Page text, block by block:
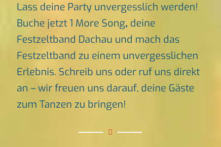
Lass deine Party unvergesslich werden!
Buche jetzt 1 More Song, deine
Festzeltband Dachau und mach das
Festzeltband zu einem unvergesslichen
Erlebnis. Schreib uns oder ruf uns direkt
an – wir freuen uns darauf, deine Gäste
zum Tanzen zu bringen!